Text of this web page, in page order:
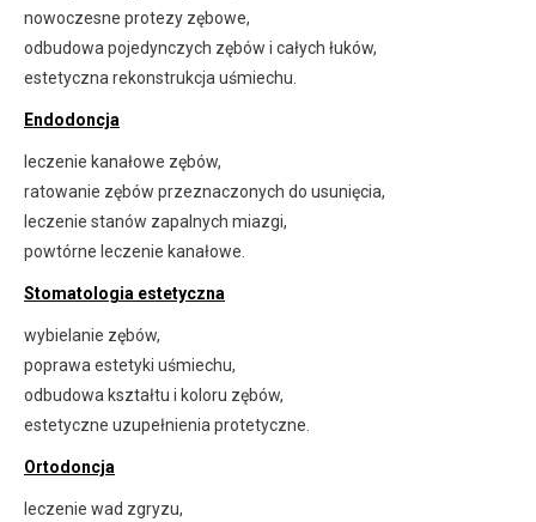
nowoczesne protezy zębowe,
odbudowa pojedynczych zębów i całych łuków,
estetyczna rekonstrukcja uśmiechu.
Endodoncja
leczenie kanałowe zębów,
ratowanie zębów przeznaczonych do usunięcia,
leczenie stanów zapalnych miazgi,
powtórne leczenie kanałowe.
Stomatologia estetyczna
wybielanie zębów,
poprawa estetyki uśmiechu,
odbudowa kształtu i koloru zębów,
estetyczne uzupełnienia protetyczne.
Ortodoncja
leczenie wad zgryzu,